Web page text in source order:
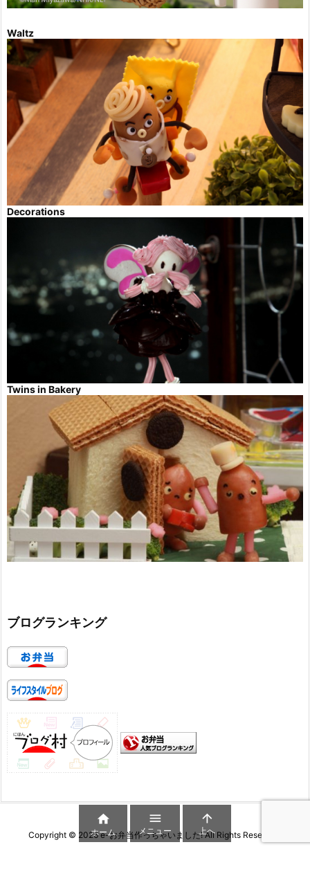
Waltz
Decorations
Twins in Bakery
ブログランキング
Copyright © 2026 e-お弁当作っちゃいました!All Rights Reserved.

ホーム

メニュー

上へ